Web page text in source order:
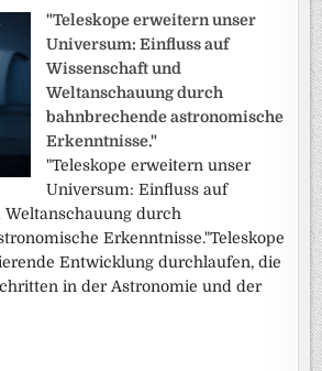
"Teleskope erweitern unser
Universum: Einfluss auf
Wissenschaft und
Weltanschauung durch
bahnbrechende astronomische
Erkenntnisse."
"Teleskope erweitern unser
Universum: Einfluss auf
durch
Erkenntnisse."Teleskope
Entwicklung durchlaufen, die
in der Astronomie und der